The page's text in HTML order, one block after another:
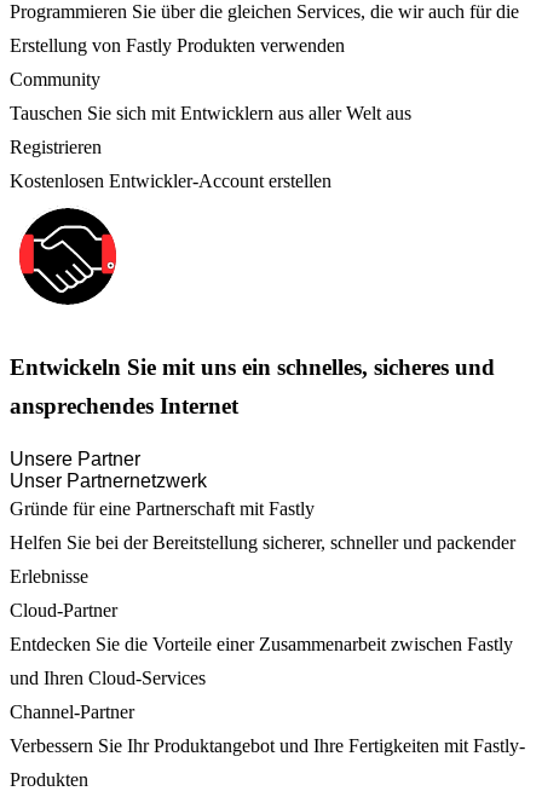
Programmieren Sie über die gleichen Services, die wir auch für die
Erstellung von Fastly Produkten verwenden
Community
Tauschen Sie sich mit Entwicklern aus aller Welt aus
Registrieren
Kostenlosen Entwickler-Account erstellen
Entwickeln Sie mit uns ein schnelles, sicheres und
ansprechendes Internet
Unsere Partner
Unser Partnernetzwerk
Gründe für eine Partnerschaft mit Fastly
Helfen Sie bei der Bereitstellung sicherer, schneller und packender
Erlebnisse
Cloud-Partner
Entdecken Sie die Vorteile einer Zusammenarbeit zwischen Fastly
und Ihren Cloud-Services
Channel-Partner
Verbessern Sie Ihr Produktangebot und Ihre Fertigkeiten mit Fastly-
Produkten